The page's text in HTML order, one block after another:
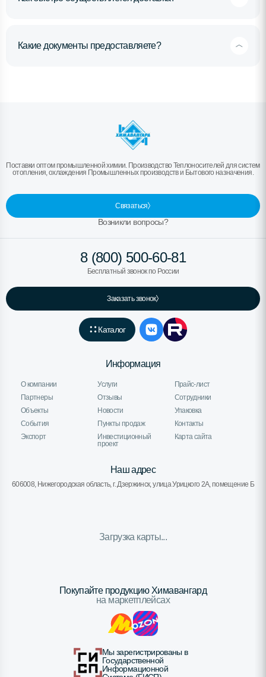
Какие документы предоставляете?
Поставки оптом промышленной химии. Производство Теплоносителей для систем
отопления, охлаждения Промышленных производств и Бытового назначения.
Связаться
Возникли вопросы?
8 (800) 500-60-81
Бесплатный звонок по России
Заказать звонок
Каталог
Информация
О компании Услуги
Прайс-лист
Партнеры
Отзывы
Сотрудники
Объекты
Новости
Упаковка
События
Пункты продаж
Контакты
Экспорт
Инвестиционный
проект
Карта сайта
Наш адрес
606008, Нижегородская область, г. Дзержинск, улица Урицкого 2А, помещение Б
Загрузка карты...
Покупайте продукцию Химавангард
на маркетплейсах
Мы зарегистрированы в
Государственной
Информационной